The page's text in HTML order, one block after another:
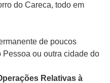
do Careca, todo em
de poucos
ou outra cidade do
Relativas à